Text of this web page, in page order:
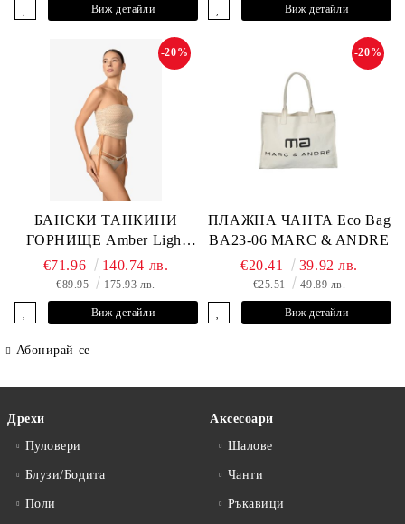
Виж детайли Виж детайли
БАНСКИ ТАНКИНИ
ГОРНИЩЕ Amber Light
L2605-Y-803 MARC &
ANDRE
-20%
€71.96 140.74 лв.
€89.95 175.93 лв.
Виж детайли
ПЛАЖНА ЧАНТА Eco Bag
BA23-06 MARC & ANDRE
-20%
€20.41 39.92 лв.
€25.51 49.89 лв.
Виж детайли
Абонирай се
Дрехи
Пуловери
Блузи/Бодита
Поли
Аксесоари
Шалове
Чанти
Ръкавици